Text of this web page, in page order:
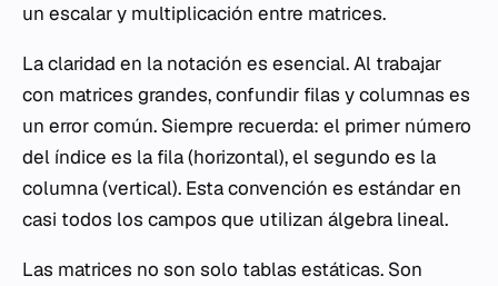
un escalar y multiplicación entre matrices.
La claridad en la notación es esencial. Al trabajar
con matrices grandes, confundir filas y columnas es
un error común. Siempre recuerda: el primer número
del índice es la fila (horizontal), el segundo es la
columna (vertical). Esta convención es estándar en
casi todos los campos que utilizan álgebra lineal.
Las matrices no son solo tablas estáticas. Son